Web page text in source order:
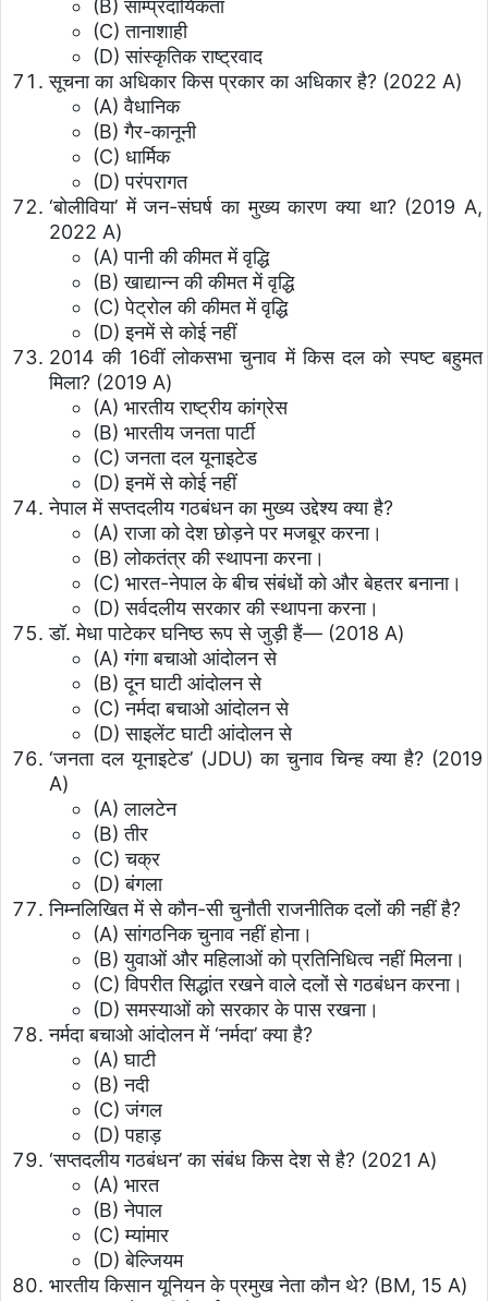
(B) साम्प्रदायिकता
(C) तानाशाही
(D) सांस्कृतिक राष्ट्रवाद
सूचना का अधिकार किस प्रकार का अधिकार है? (2022 A)
(A) वैधानिक
(B) गैर-कानूनी
(C) धार्मिक
(D) परंपरागत
‘बोलीविया’ में जन-संघर्ष का मुख्य कारण क्या था? (2019 A,
2022 A)
(A) पानी की कीमत में वृद्धि
(B) खाद्यान्न की कीमत में वृद्धि
(C) पेट्रोल की कीमत में वृद्धि
(D) इनमें से कोई नहीं
2014 की 16वीं लोकसभा चुनाव में किस दल को स्पष्ट बहुमत
मिला? (2019 A)
(A) भारतीय राष्ट्रीय कांग्रेस
(B) भारतीय जनता पार्टी
(C) जनता दल यूनाइटेड
(D) इनमें से कोई नहीं
नेपाल में सप्तदलीय गठबंधन का मुख्य उद्देश्य क्या है?
(A) राजा को देश छोड़ने पर मजबूर करना।
(B) लोकतंत्र की स्थापना करना।
(C) भारत-नेपाल के बीच संबंधों को और बेहतर बनाना।
(D) सर्वदलीय सरकार की स्थापना करना।
डॉ. मेधा पाटेकर घनिष्ठ रूप से जुड़ी हैं— (2018 A)
(A) गंगा बचाओ आंदोलन से
(B) दून घाटी आंदोलन से
(C) नर्मदा बचाओ आंदोलन से
(D) साइलेंट घाटी आंदोलन से
‘जनता दल यूनाइटेड’ (JDU) का चुनाव चिन्ह क्या है? (2019
A)
(A) लालटेन
(B) तीर
(C) चक्र
(D) बंगला
निम्नलिखित में से कौन-सी चुनौती राजनीतिक दलों की नहीं है?
(A) सांगठनिक चुनाव नहीं होना।
(B) युवाओं और महिलाओं को प्रतिनिधित्व नहीं मिलना।
(C) विपरीत सिद्धांत रखने वाले दलों से गठबंधन करना।
(D) समस्याओं को सरकार के पास रखना।
नर्मदा बचाओ आंदोलन में ‘नर्मदा’ क्या है?
(A) घाटी
(B) नदी
(C) जंगल
(D) पहाड़
‘सप्तदलीय गठबंधन’ का संबंध किस देश से है? (2021 A)
(A) भारत
(B) नेपाल
(C) म्यांमार
(D) बेल्जियम
भारतीय किसान यूनियन के प्रमुख नेता कौन थे? (BM, 15 A)